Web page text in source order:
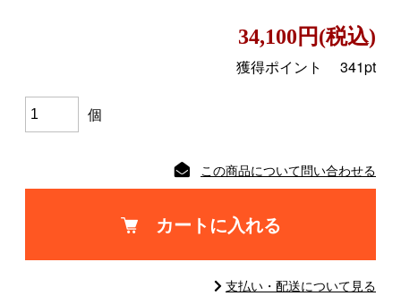
34,100円(税込)
獲得ポイント 341pt
個
この商品について問い合わせる
カートに入れる
支払い・配送について見る